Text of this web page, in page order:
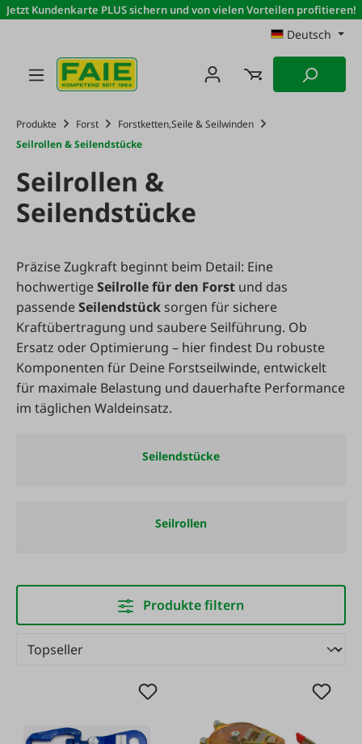
Zum Hauptinhalt springen
Jetzt Kundenkarte PLUS sichern und von vielen Vorteilen profitieren!
Deutsch
Produkte Forst
Forstketten,Seile & Seilwinden
Seilrollen & Seilendstücke
Seilrollen &
Seilendstücke
Präzise Zugkraft beginnt beim Detail: Eine
hochwertigeSeilrolle für den Forst und das
passendeSeilendstück sorgen für sichere
Kraftübertragung und saubere Seilführung. Ob
Ersatz oder Optimierung – hier findest Du robuste
Komponenten für Deine Forstseilwinde, entwickelt
für maximale Belastung und dauerhafte Performance
im täglichen Waldeinsatz.
Seilendstücke
Seilrollen
Produkte filtern